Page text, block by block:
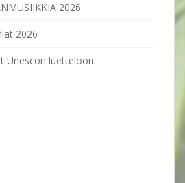
2026
2026
Unescon luetteloon